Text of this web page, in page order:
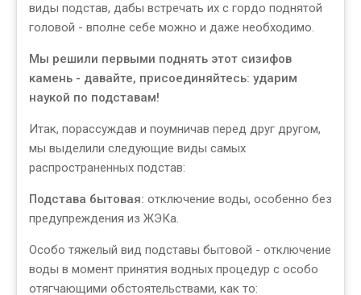
виды подстав, дабы встречать их с гордо поднятой
головой - вполне себе можно и даже необходимо.
Мы решили первыми поднять этот сизифов
камень - давайте, присоединяйтесь: ударим
наукой по подставам!
Итак, порассуждав и поумничав перед друг другом,
мы выделили следующие виды самых
распространенных подстав:
Подстава бытовая: отключение воды, особенно без
предупреждения из ЖЭКа.
Особо тяжелый вид подставы бытовой - отключение
воды в момент принятия водных процедур с особо
отягчающими обстоятельствами, как то: